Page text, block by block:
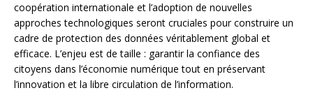
coopération internationale et l’adoption de nouvelles
approches technologiques seront cruciales pour construire un
cadre de protection des données véritablement global et
efficace. L’enjeu est de taille : garantir la confiance des
citoyens dans l’économie numérique tout en préservant
l’innovation et la libre circulation de l’information.